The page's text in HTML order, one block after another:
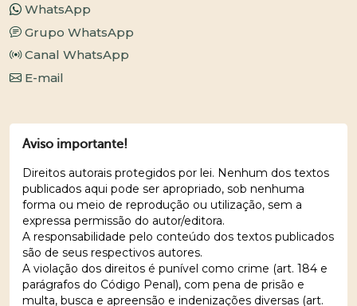
WhatsApp
Grupo WhatsApp
Canal WhatsApp
E-mail
Aviso importante!
Direitos autorais protegidos por lei. Nenhum dos textos
publicados aqui pode ser apropriado, sob nenhuma
forma ou meio de reprodução ou utilização, sem a
expressa permissão do autor/editora.
A responsabilidade pelo conteúdo dos textos publicados
são de seus respectivos autores.
A violação dos direitos é punível como crime (art. 184 e
parágrafos do Código Penal), com pena de prisão e
multa, busca e apreensão e indenizações diversas (art.